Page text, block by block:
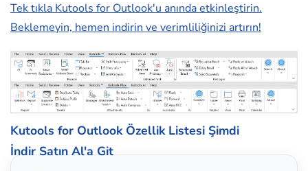
Tek tıkla Kutools for Outlook'u anında etkinleştirin.
Beklemeyin, hemen indirin ve verimliliğinizi artırın!
Kutools for Outlook Özellik Listesi Şimdi
İndir Satın Al'a Git